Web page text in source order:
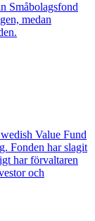
Småbolagsfond
medan
Value Fund
Fonden har slagit
har förvaltaren
och